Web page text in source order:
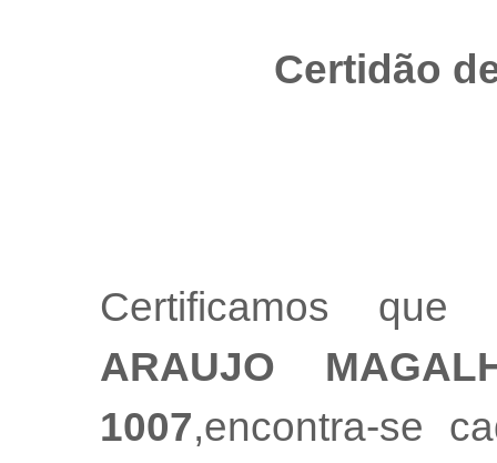
Certidão
Certificamos
ARAUJO
1007,encontra-se